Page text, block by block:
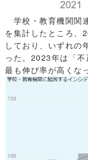
学校・教育機関関
を集計したところ、
しており、いずれの
った。2023年は「
最も伸び率が高くな